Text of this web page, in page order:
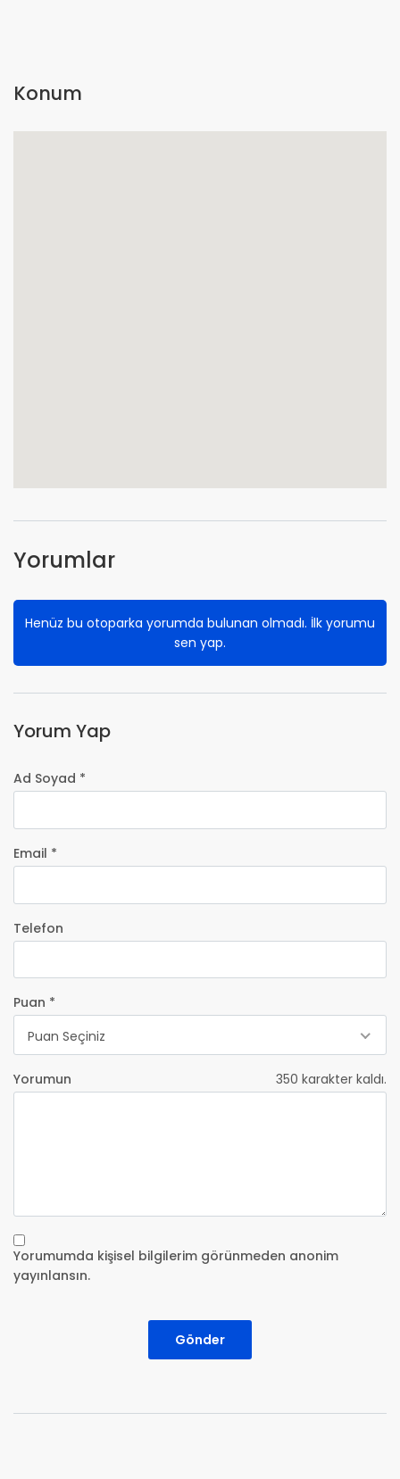
Konum
Yorumlar
Henüz bu otoparka yorumda bulunan olmadı. İlk yorumu
sen yap.
Yorum Yap
Ad Soyad *
Email *
Telefon
Puan *
Puan Seçiniz
Yorumun 350 karakter kaldı.
Yorumumda kişisel bilgilerim görünmeden anonim
yayınlansın.
Gönder